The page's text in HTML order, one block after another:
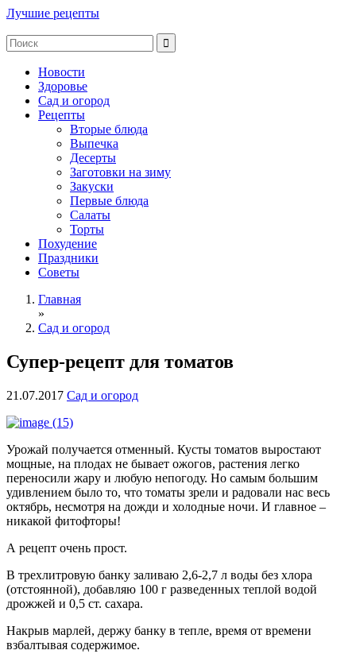
Лучшие рецепты
Новости
Здоровье
Сад и огород
Рецепты
Вторые блюда
Выпечка
Десерты
Заготовки на зиму
Закуски
Первые блюда
Салаты
Торты
Похудение
Праздники
Советы
Главная
»
Сад и огород
Супер-рецепт для томатов
21.07.2017 Сад и огород
Урожай получается отменный. Кусты томатов выростают
мощные, на плодах не бывает ожогов, растения легко
переносили жару и любую непогоду. Но самым большим
удивлением было то, что томаты зрели и радовали нас весь
октябрь, несмотря на дожди и холодные ночи. И главное –
никакой фитофторы!
А рецепт очень прост.
В трехлитровую банку заливаю 2,6-2,7 л воды без хлора
(отстоянной), добавляю 100 г разведенных теплой водой
дрожжей и 0,5 ст. сахара.
Накрыв марлей, держу банку в тепле, время от времени
взбалтывая содержимое.